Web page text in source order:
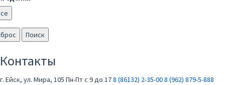
Поиск
Контакты
г. Ейск, ул. Мира, 105 Пн-Пт с 9 до 178 (86132) 2-35-008 (962) 879-5-888